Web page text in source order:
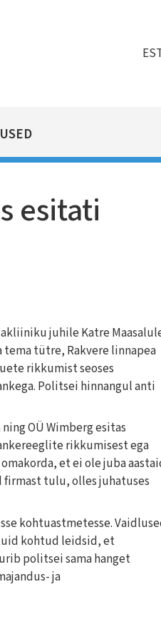
esitati
juhile Katre
tütre, Rakvere linnapea
rikkumist seoses
Politsei hinnangul anti
OÜ Wimberg esitas
rikkumisest ega
et ei ole juba
firmast tulu, olles juhatuses
kohtuastmetesse.
kohtud leidsid, et
politsei sama hanget
ja